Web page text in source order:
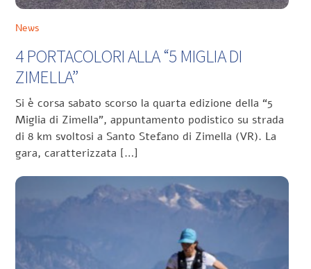
News
4 PORTACOLORI ALLA “5 MIGLIA DI
ZIMELLA”
Si è corsa sabato scorso la quarta edizione della “5
Miglia di Zimella”, appuntamento podistico su strada
di 8 km svoltosi a Santo Stefano di Zimella (VR). La
gara, caratterizzata […]